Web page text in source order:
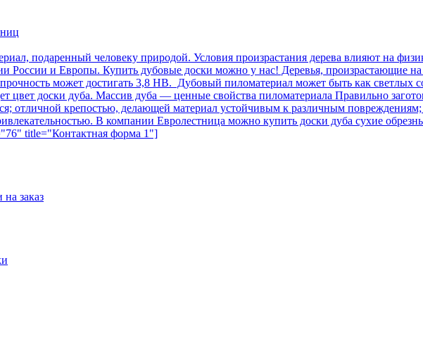
подаренный человеку природой. Условия произрастания дерева влияют на
России и Европы. Купить дубовые доски можно у нас! Деревья, произрастающие
может достигать 3,8 НВ. Дубовый пиломатериал может быть как светлых
цвет доски дуба. Массив дуба — ценные свойства пиломатериала Правильно
отличной крепостью, делающей материал устойчивым к различным
В компании Евролестница можно купить доски дуба сухие
title="Контактная форма 1"]
заказ